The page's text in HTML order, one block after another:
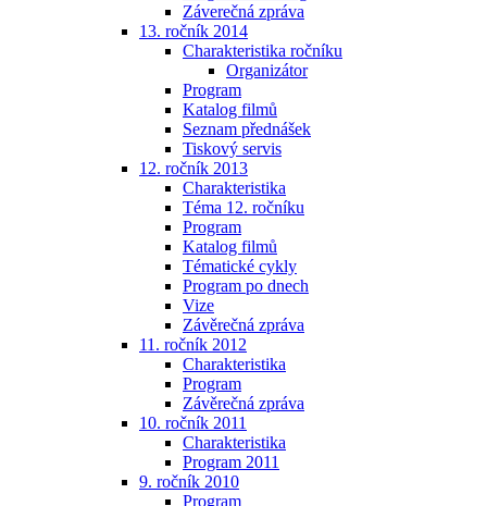
Záverečná zpráva
13. ročník 2014
Charakteristika ročníku
Organizátor
Program
Katalog filmů
Seznam přednášek
Tiskový servis
12. ročník 2013
Charakteristika
Téma 12. ročníku
Program
Katalog filmů
Tématické cykly
Program po dnech
Vize
Závěrečná zpráva
11. ročník 2012
Charakteristika
Program
Závěrečná zpráva
10. ročník 2011
Charakteristika
Program 2011
9. ročník 2010
Program